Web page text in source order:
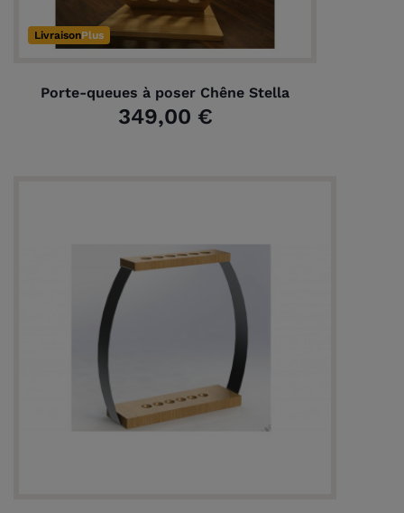
LivraisonPlus
Porte-queues à poser Chêne Stella
349,00 €